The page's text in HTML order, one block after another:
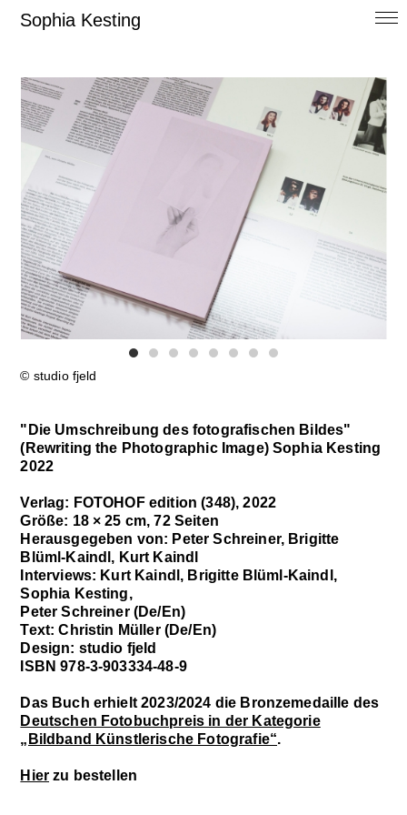
Sophia Kesting
© studio fjeld
"Die Umschreibung des fotografischen Bildes"
(Rewriting the Photographic Image) Sophia Kesting
2022
Verlag: FOTOHOF edition (348), 2022
Größe: 18 × 25 cm, 72 Seiten
Herausgegeben von: Peter Schreiner, Brigitte
Blüml-Kaindl, Kurt Kaindl
Interviews: Kurt Kaindl, Brigitte Blüml-Kaindl,
Sophia Kesting,
Peter Schreiner (De/En)
Text: Christin Müller (De/En)
Design: studio fjeld
ISBN 978-3-903334-48-9
Das Buch erhielt 2023/2024 die Bronzemedaille des
Deutschen Fotobuchpreis in der Kategorie
„Bildband Künstlerische Fotografie“.
Hier zu bestellen